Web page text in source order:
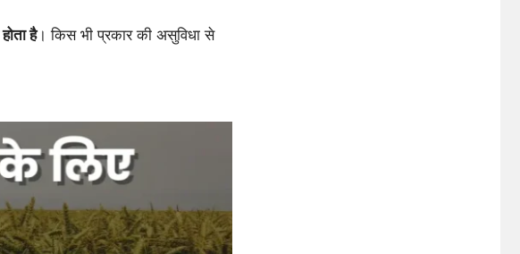
है। किस भी प्रकार की असुविधा से